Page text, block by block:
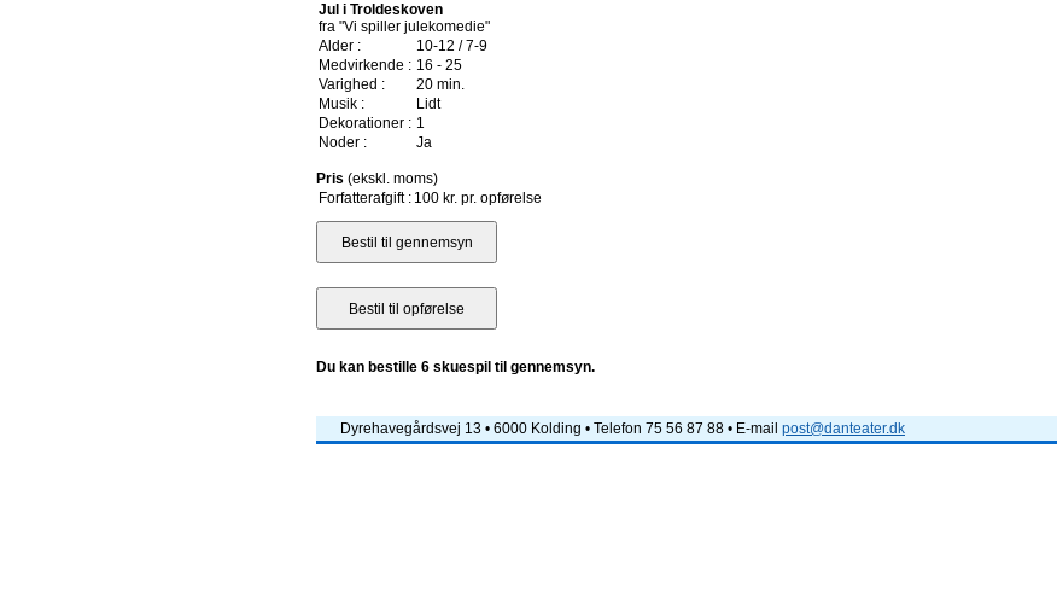
Jul i Troldeskoven
fra "Vi spiller julekomedie"
Alder :
10-12 / 7-9
Medvirkende : 16 - 25
Varighed :
20 min.
Musik :
Lidt
Dekorationer : 1
Noder :
Ja
Pris (ekskl. moms)
Forfatterafgift : 100 kr. pr. opførelse
Du kan bestille 6 skuespil til gennemsyn.
Dyrehavegårdsvej 13 • 6000 Kolding • Telefon 75 56 87 88 • E-mail post@danteater.dk